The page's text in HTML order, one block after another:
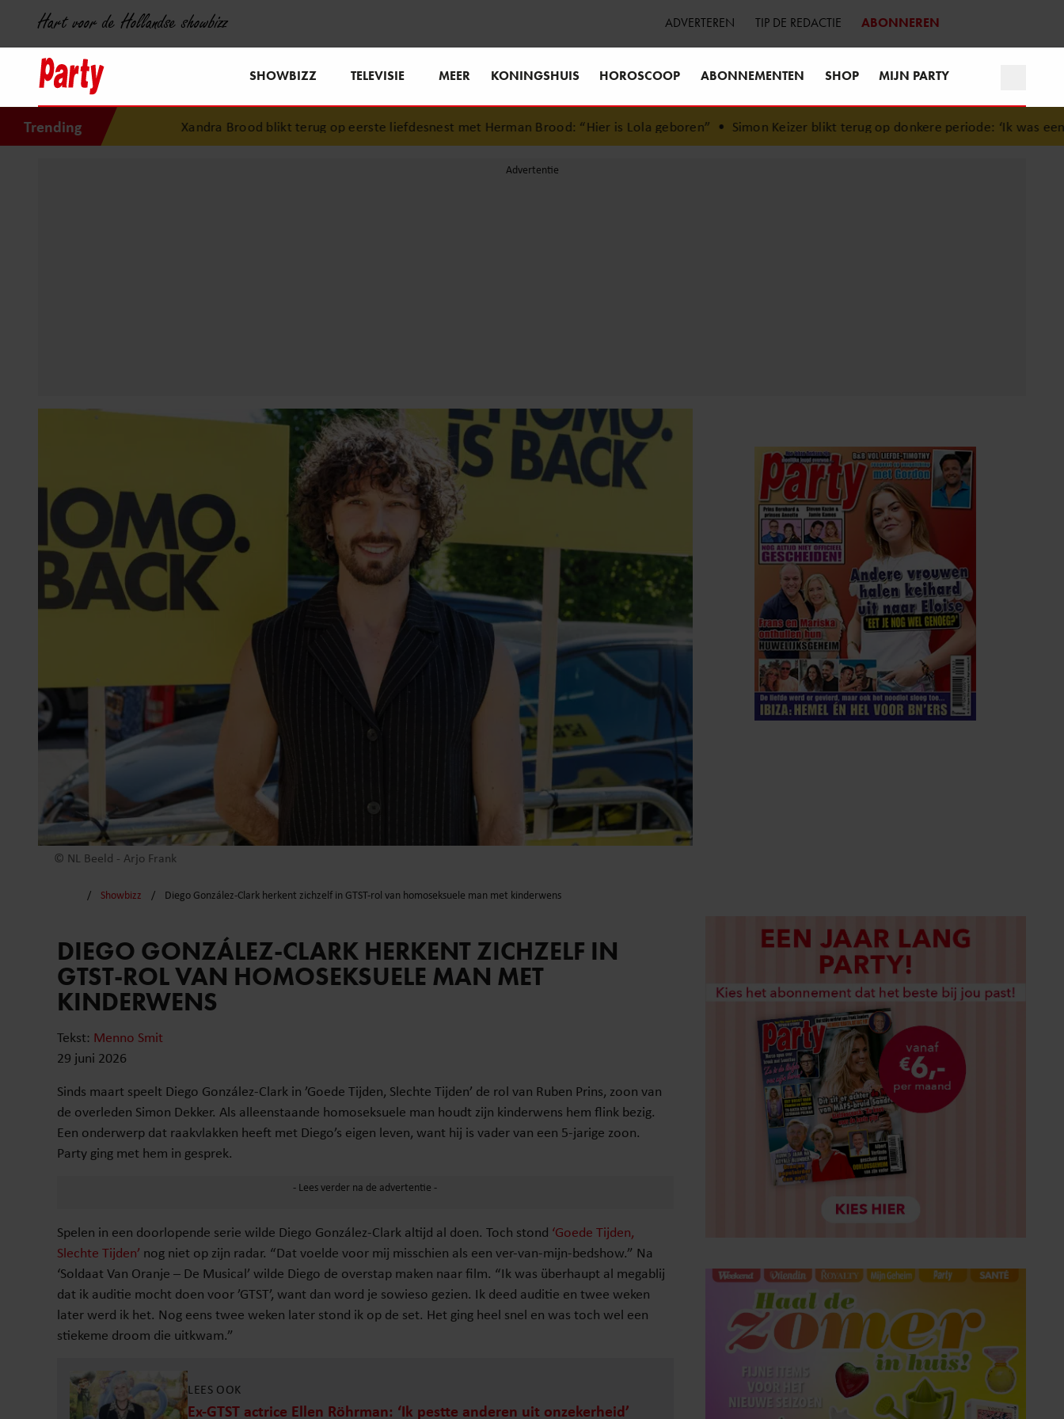
Hart voor de Hollandse showbizz ADVERTEREN TIP DE REDACTIE ABONNEREN
SHOWBIZZ TELEVISIE MEER KONINGSHUIS HOROSCOOP ABONNEMENTEN SHOP MIJN PARTY
TrendingXandra Brood blikt terug op eerste liefdesnest met Herman Brood: “Hier is Lola geboren”•Simon Keizer blikt terug op donkere periode: ‘Ik was een wandelend
© NL Beeld - Arjo Frank
Showbizz Diego González-Clark herkent zichzelf in GTST-rol van homoseksuele man met kinderwens
DIEGO GONZÁLEZ-CLARK HERKENT ZICHZELF IN
GTST-ROL VAN HOMOSEKSUELE MAN MET
KINDERWENS
Tekst: Menno Smit
29 juni 2026
Sinds maart speelt Diego González-Clark in ’Goede Tijden, Slechte Tijden’ de rol van Ruben Prins, zoon van
de overleden Simon Dekker. Als alleenstaande homoseksuele man houdt zijn kinderwens hem flink bezig.
Een onderwerp dat raakvlakken heeft met Diego’s eigen leven, want hij is vader van een 5-jarige zoon.
Party ging met hem in gesprek.
Spelen in een doorlopende serie wilde Diego González-Clark altijd al doen. Toch stond ‘Goede Tijden,
Slechte Tijden’ nog niet op zijn radar. “Dat voelde voor mij misschien als een ver-van-mijn-bedshow.” Na
‘Soldaat Van Oranje – De Musical’ wilde Diego de overstap maken naar film. “Ik was überhaupt al megablij
dat ik auditie mocht doen voor ’GTST’, want dan word je sowieso gezien. Ik deed auditie en twee weken
later werd ik het. Nog eens twee weken later stond ik op de set. Het ging heel snel en was toch wel een
stiekeme droom die uitkwam.”
LEES OOK
Ex-GTST actrice Ellen Röhrman: ‘Ik pestte anderen uit onzekerheid’